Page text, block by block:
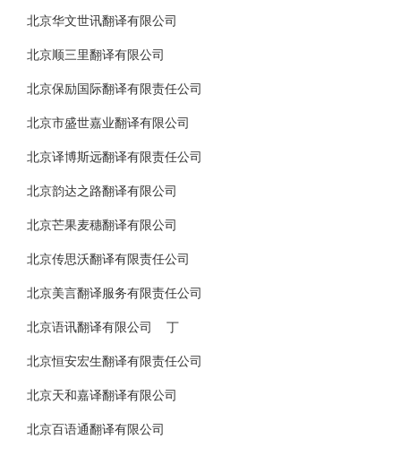
北京华文世讯翻译有限公司
北京顺三里翻译有限公司
北京保励国际翻译有限责任公司
北京市盛世嘉业翻译有限公司
北京译博斯远翻译有限责任公司
北京韵达之路翻译有限公司
北京芒果麦穗翻译有限公司
北京传思沃翻译有限责任公司
北京美言翻译服务有限责任公司
北京语讯翻译有限公司 丁
北京恒安宏生翻译有限责任公司
北京天和嘉译翻译有限公司
北京百语通翻译有限公司